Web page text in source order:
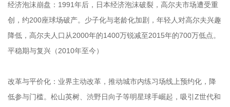
经济泡沫崩盘：1991年后，日本经济泡沫破裂，高尔夫市场遭受重
创，约200座球场破产。少子化与老龄化加剧，年轻人对高尔夫兴趣
降低，高尔夫人口从2000年的1400万锐减至2015年的700万低点。
平稳期与复兴（2010年至今）
改革与平价化：业界主动改革，推动城市内练习场线上预约化，降
低参与门槛。松山英树、渋野日向子等明星球手崛起，吸引Z世代和